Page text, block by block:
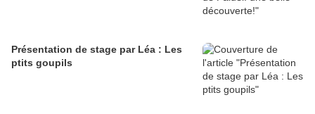
Présentation de stage par Léa : Les
ptits goupils